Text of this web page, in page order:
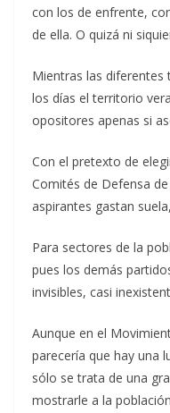
con los de enfrente,
de ella. O quizá ni
Mientras las
los días el territorio
opositores apenas si
Con el pretexto de
Comités de Defensa
aspirantes gastan
Para sectores de la
pues los demás
invisibles, casi
Aunque en el
parecería que hay una
sólo se trata de una
mostrarle a la